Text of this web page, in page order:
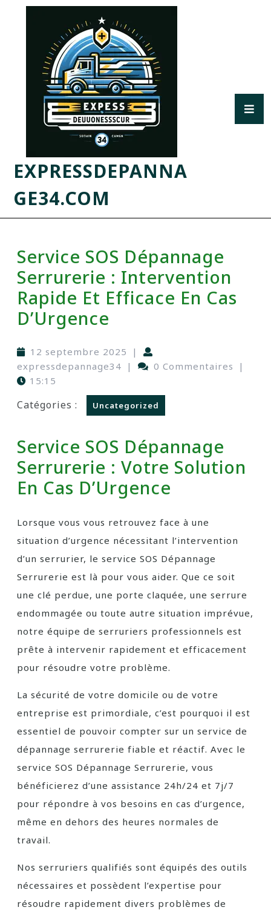
EXPRESSDEPANNA
GE34.COM
Service SOS Dépannage
Serrurerie : Intervention
Rapide Et Efficace En Cas
D’Urgence
12 septembre 2025
|
expressdepannage34 | 0 Commentaires
|
15:15
Catégories : Uncategorized
Service SOS Dépannage
Serrurerie : Votre Solution
En Cas D’Urgence
Lorsque vous vous retrouvez face à une
situation d’urgence nécessitant l’intervention
d’un serrurier, le service SOS Dépannage
Serrurerie est là pour vous aider. Que ce soit
une clé perdue, une porte claquée, une serrure
endommagée ou toute autre situation imprévue,
notre équipe de serruriers professionnels est
prête à intervenir rapidement et efficacement
pour résoudre votre problème.
La sécurité de votre domicile ou de votre
entreprise est primordiale, c’est pourquoi il est
essentiel de pouvoir compter sur un service de
dépannage serrurerie fiable et réactif. Avec le
service SOS Dépannage Serrurerie, vous
bénéficierez d’une assistance 24h/24 et 7j/7
pour répondre à vos besoins en cas d’urgence,
même en dehors des heures normales de
travail.
Nos serruriers qualifiés sont équipés des outils
nécessaires et possèdent l’expertise pour
résoudre rapidement divers problèmes de